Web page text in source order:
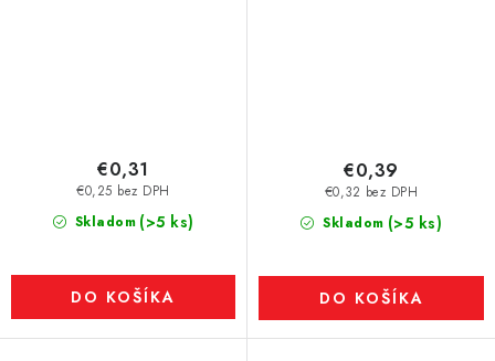
Skladom (>5 ks)
€0,25 bez DPH
€0,31
DO KOŠÍKA
Skladom (>5 ks)
€0,32 bez DPH
€0,39
DO KOŠÍKA